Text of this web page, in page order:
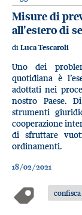
Misure di
all'estero di
di Luca Tescaroli
Uno dei
quotidiana è
adottati nei
nostro Paese.
strumenti
cooperazione
di sfruttare
ordinamenti.
18/02/2021
confisca